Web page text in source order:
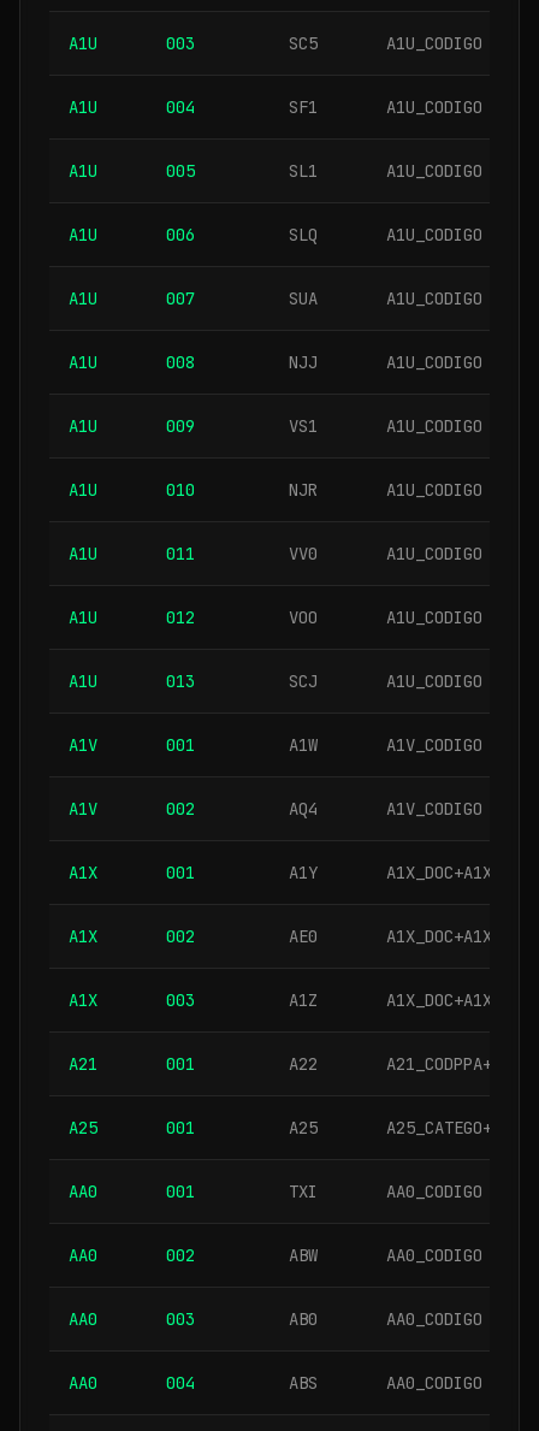
A1U 003 SC5 A1U_CODIGO
A1U 004 SF1 A1U_CODIGO
A1U 005 SL1 A1U_CODIGO
A1U 006 SLQ A1U_CODIGO
A1U 007 SUA A1U_CODIGO
A1U 008 NJJ A1U_CODIGO
A1U 009 VS1 A1U_CODIGO
A1U 010 NJR A1U_CODIGO
A1U 011 VV0 A1U_CODIGO
A1U 012 VOO A1U_CODIGO
A1U 013 SCJ A1U_CODIGO
A1V 001 A1W A1V_CODIGO
A1V 002 AQ4 A1V_CODIGO
A1X 001 A1Y
A1X 002 AE0
A1X 003 A1Z
A21 001 A22
A25 001 A25
AA0 001 TXI AA0_CODIGO
AA0 002 ABW AA0_CODIGO
AA0 003 AB0 AA0_CODIGO
AA0 004 ABS AA0_CODIGO